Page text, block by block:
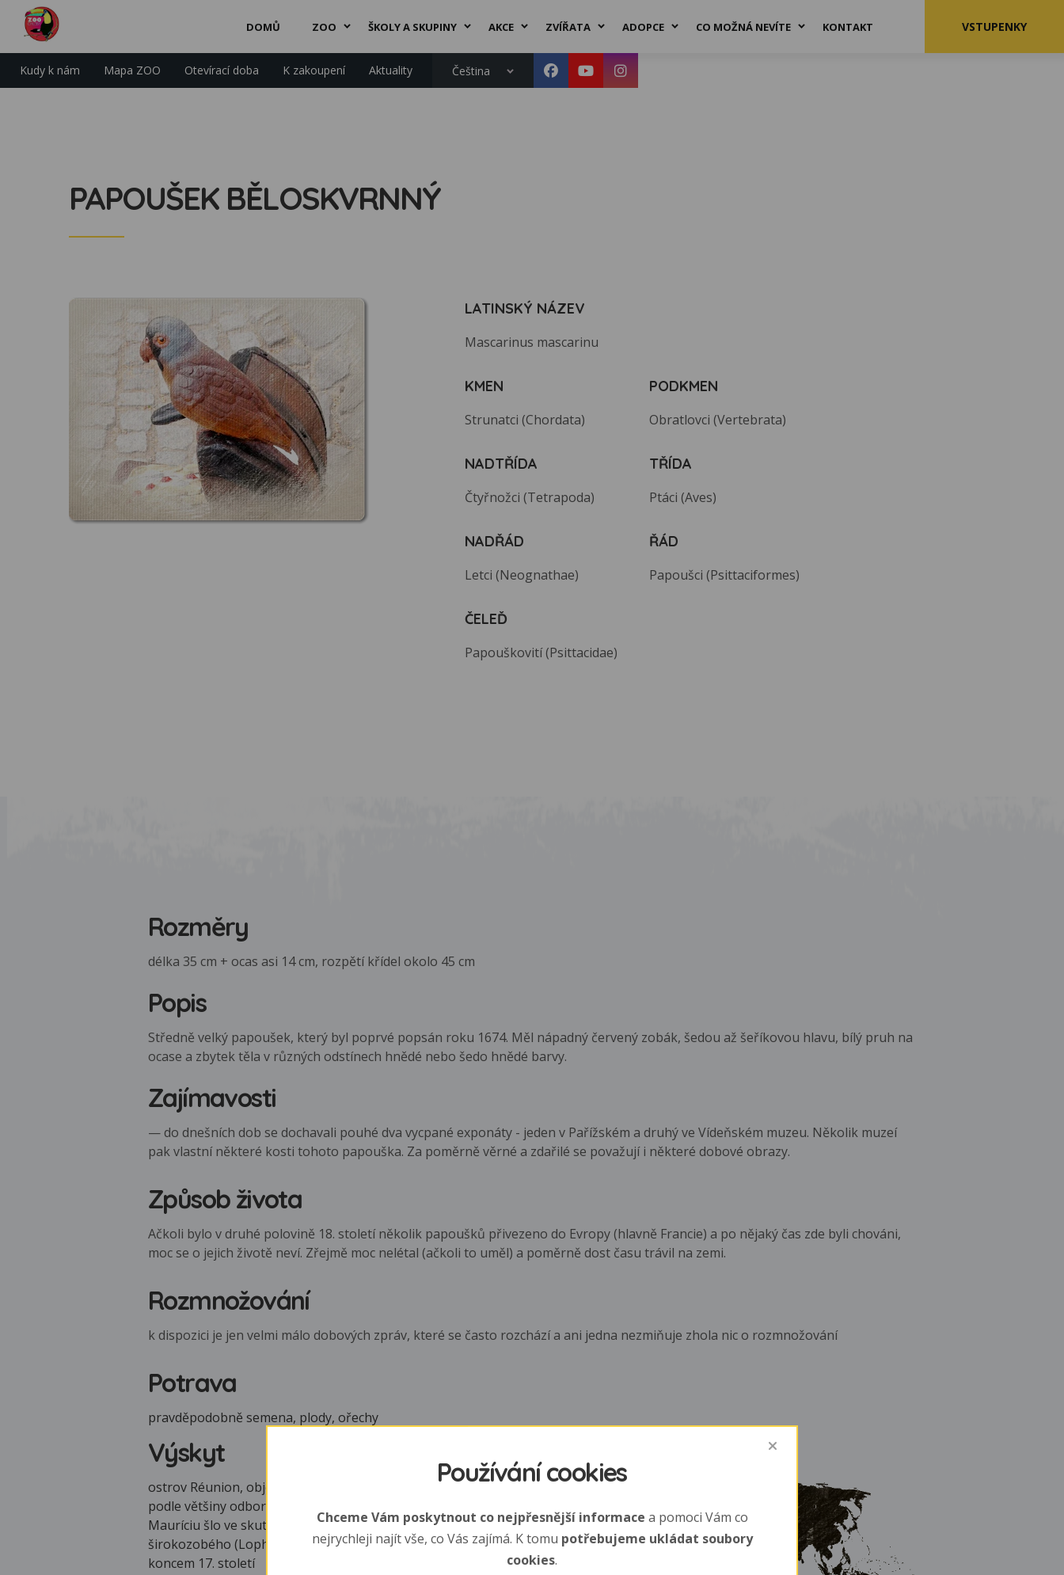
DOMŮ ZOO ŠKOLY A SKUPINY AKCE ZVÍŘATA ADOPCE CO MOŽNÁ NEVÍTE KONTAKT VSTUPENKY
Kudy k nám Mapa ZOO Otevírací doba K zakoupení Aktuality Čeština
PAPOUŠEK BĚLOSKVRNNÝ
LATINSKÝ NÁZEV
Mascarinus mascarinu
KMEN
Strunatci (Chordata)
PODKMEN
Obratlovci (Vertebrata)
NADTŘÍDA
Čtyřnožci (Tetrapoda)
TŘÍDA
Ptáci (Aves)
NADŘÁD
Letci (Neognathae)
ŘÁD
Papoušci (Psittaciformes)
ČELEĎ
Papouškovití (Psittacidae)
Rozměry
délka 35 cm + ocas asi 14 cm, rozpětí křídel okolo 45 cm
Popis
Středně velký papoušek, který byl poprvé popsán roku 1674. Měl nápadný červený zobák, šedou až šeříkovou hlavu, bílý pruh na
ocase a zbytek těla v různých odstínech hnědé nebo šedo hnědé barvy.
Zajímavosti
— do dnešních dob se dochavali pouhé dva vycpané exponáty - jeden v Pařížském a druhý ve Vídeňském muzeu. Několik muzeí
pak vlastní některé kosti tohoto papouška. Za poměrně věrné a zdařilé se považují i některé dobové obrazy.
Způsob života
Ačkoli bylo v druhé polovině 18. století několik papoušků přivezeno do Evropy (hlavně Francie) a po nějaký čas zde byli chováni,
moc se o jejich životě neví. Zřejmě moc nelétal (ačkoli to uměl) a poměrně dost času trávil na zemi.
Rozmnožování
k dispozici je jen velmi málo dobových zpráv, které se často rozchází a ani jedna nezmiňuje zhola nic o rozmnožování
Potrava
pravděpodobně semena, plody, ořechy
Výskyt
ostrov Réunion, objevují se i tvrzení, že žil také na Mauríciu,
podle většiny odborníků je to však tvrzení mylné, jelikož na
Mauríciu šlo ve skutečnosti o jiný druh - papouška
širokozobého (Lophopsittacus mauritianus), který vyhynul
koncem 17. století
Používání cookies
Chceme Vám poskytnout co nejpřesnější informace a pomoci Vám co
nejrychleji najít vše, co Vás zajímá. K tomu potřebujeme ukládat soubory
cookies.